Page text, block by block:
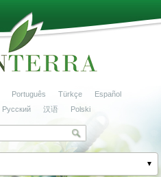
Português Türkçe
Español
Русский 汉语 Polski